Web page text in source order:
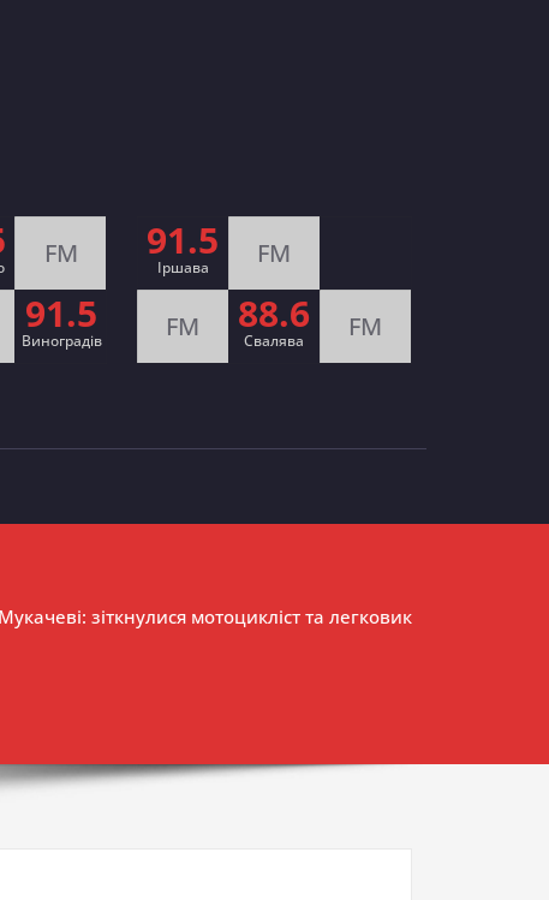
FM
91.5
Виноградів
91.5
Іршава FM
FM 88.6
Cвалява FM
зіткнулися мотоцикліст та легковик